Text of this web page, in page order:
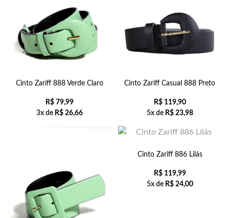
Cinto Zariff 888 Verde Claro
R$79,99
3x de R$26,66
Cinto Zariff Casual 888 Preto
R$119,90
5x de R$23,98
Cinto Zariff 886 Lilás
R$119,99
5x de R$24,00